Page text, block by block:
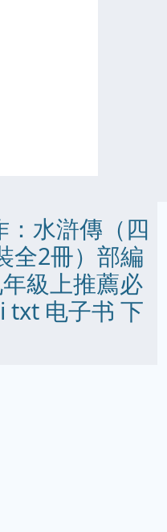
：水滸傳（四
全2冊）部編
級上推薦必
电子书 下